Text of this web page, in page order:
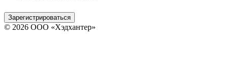
Зарегистрироваться
© 2026 ООО «Хэдхантер»